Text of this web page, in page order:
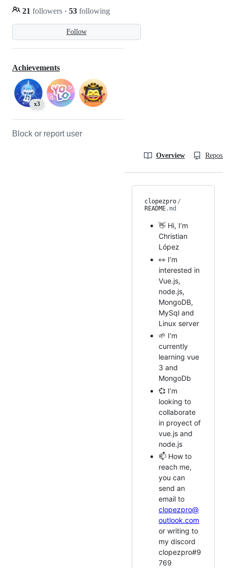
Follow
21 followers · 53 following
Achievements
x3
Block or report user
Overview
clopezpro /
README.md
👋 Hi, I’m
Christian
López
👀 I’m
interested in
Vue.js,
node.js,
MongoDB,
MySql and
Linux server
🌱 I’m
currently
learning vue
3 and
MongoDb
💞️ I’m
looking to
collaborate
in proyect of
vue.js and
node.js
📫 How to
reach me,
you can
send an
email to
clopezpro@
outlook.com
or writing to
my discord
clopezpro#9
769